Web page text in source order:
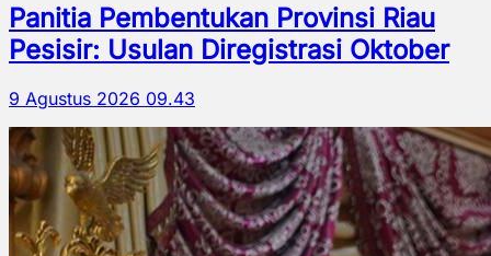
Panitia Pembentukan Provinsi Riau
Pesisir: Usulan Diregistrasi Oktober
9 Agustus 2026 09.43